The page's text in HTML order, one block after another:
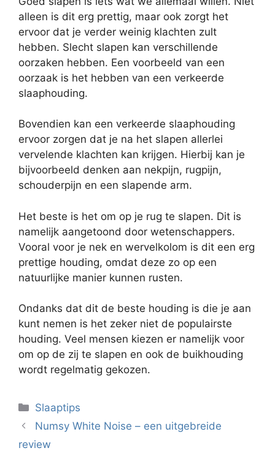
alleen is dit erg prettig, maar ook zorgt het
ervoor dat je verder weinig klachten zult
hebben. Slecht slapen kan verschillende
oorzaken hebben. Een voorbeeld van een
oorzaak is het hebben van een verkeerde
slaaphouding.
Bovendien kan een verkeerde slaaphouding
ervoor zorgen dat je na het slapen allerlei
vervelende klachten kan krijgen. Hierbij kan je
bijvoorbeeld denken aan nekpijn, rugpijn,
schouderpijn en een slapende arm.
Het beste is het om op je rug te slapen. Dit is
namelijk aangetoond door wetenschappers.
Vooral voor je nek en wervelkolom is dit een erg
prettige houding, omdat deze zo op een
natuurlijke manier kunnen rusten.
Ondanks dat dit de beste houding is die je aan
kunt nemen is het zeker niet de populairste
houding. Veel mensen kiezen er namelijk voor
om op de zij te slapen en ook de buikhouding
wordt regelmatig gekozen.
Categorieën
Slaaptips
Numsy White Noise – een uitgebreide
review